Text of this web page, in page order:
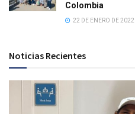
Colombia
22 DE ENERO DE 2022
Noticias Recientes